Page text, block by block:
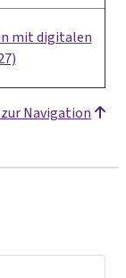
mit digitalen
Navigation